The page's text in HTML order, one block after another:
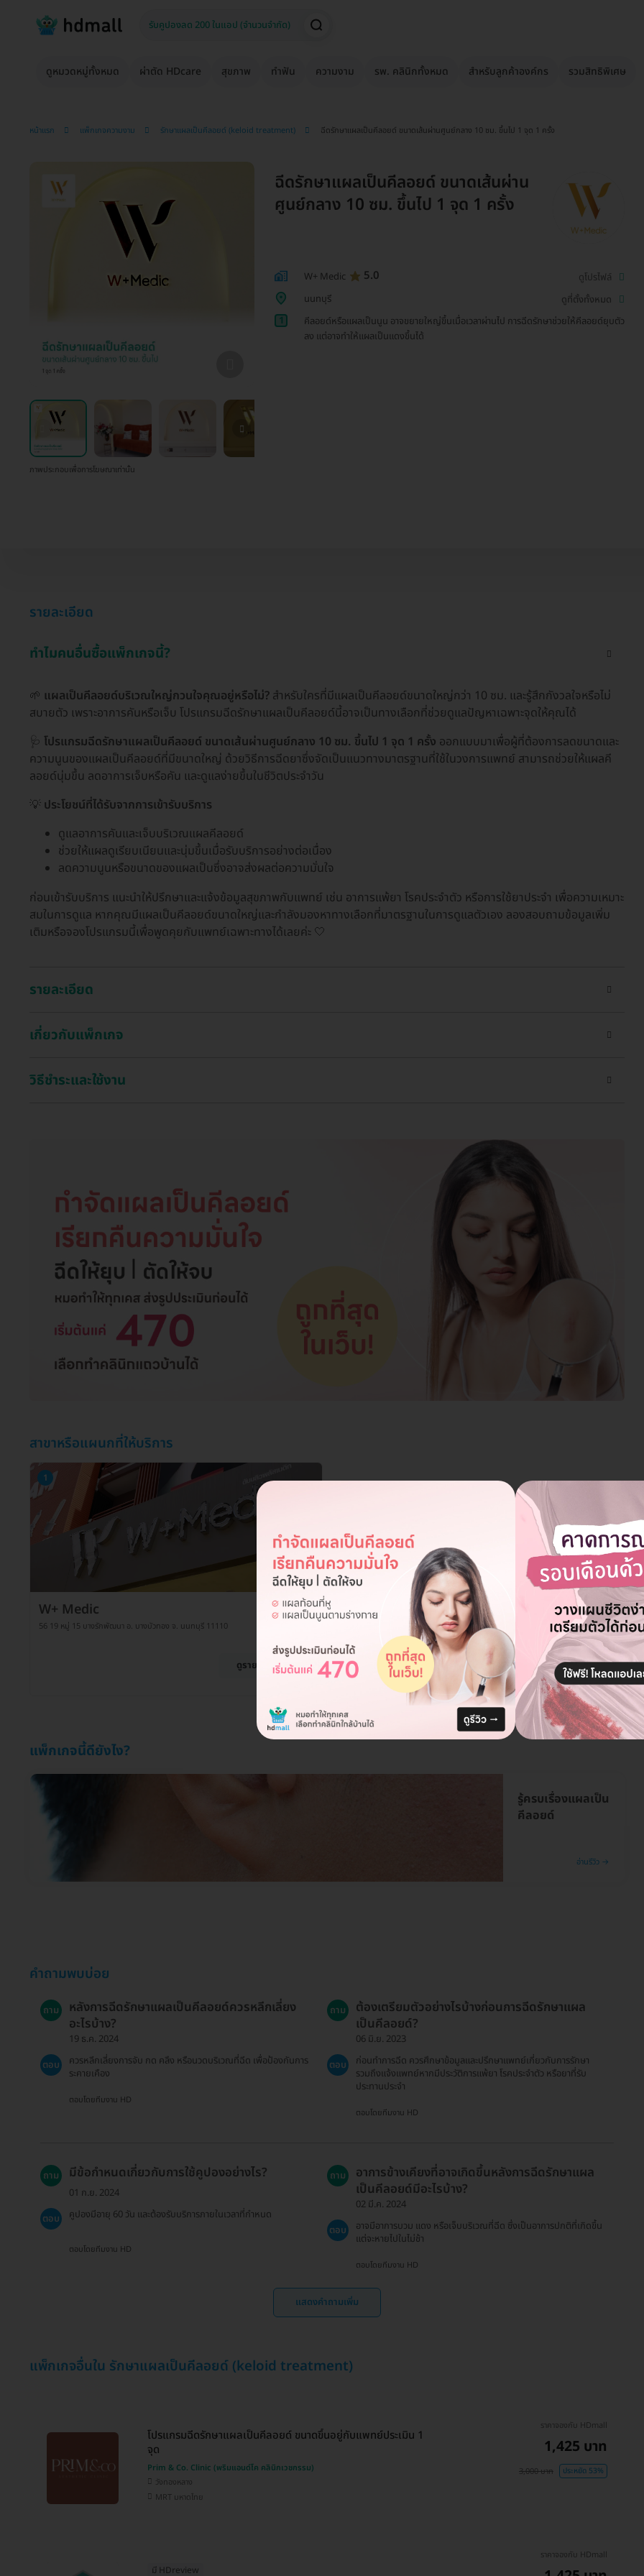
ดูหมวดหมู่ทั้งหมด ผ่าตัด HDcare สุขภาพ ทำฟัน ความงาม รพ. คลินิกทั้งหมด สำหรับลูกค้าองค์กร รวมสิทธิพิเศษ
หน้าแรก แพ็กเกจความงาม รักษาแผลเป็นคีลอยด์ (keloid treatment) ฉีดรักษาแผลเป็นคีลอยด์ ขนาดเส้นผ่านศูนย์กลาง 10 ซม. ขึ้นไป 1 จุด 1 ครั้ง
ภาพประกอบเพื่อการโฆษณาเท่านั้น
ฉีดรักษาแผลเป็นคีลอยด์ ขนาดเส้นผ่าน
ศูนย์กลาง 10 ซม. ขึ้นไป 1 จุด 1 ครั้ง
W+ Medic 5.0
ดูโปรไฟล์
นนทบุรี
ดูที่ตั้งทั้งหมด
1
คีลอยด์หรือแผลเป็นนูน อาจขยายใหญ่ขึ้นเมื่อเวลาผ่านไป การฉีดรักษาช่วยให้คีลอยด์ยุบตัว
ลง แต่อาจทำให้แผลเป็นแดงขึ้นได้
รายละเอียด
ทำไมคนอื่นซื้อแพ็กเกจนี้?
🌱 แผลเป็นคีลอยด์บริเวณใหญ่กวนใจคุณอยู่หรือไม่? สำหรับใครที่มีแผลเป็นคีลอยด์ขนาดใหญ่กว่า 10 ซม. และรู้สึกกังวลใจหรือไม่
สบายตัว เพราะอาการคันหรือเจ็บ โปรแกรมฉีดรักษาแผลเป็นคีลอยด์นี้อาจเป็นทางเลือกที่ช่วยดูแลปัญหาเฉพาะจุดให้คุณได้
🩺 โปรแกรมฉีดรักษาแผลเป็นคีลอยด์ ขนาดเส้นผ่านศูนย์กลาง 10 ซม. ขึ้นไป 1 จุด 1 ครั้ง ออกแบบมาเพื่อผู้ที่ต้องการลดขนาดและ
ความนูนของแผลเป็นคีลอยด์ที่มีขนาดใหญ่ ด้วยวิธีการฉีดยาซึ่งจัดเป็นแนวทางมาตรฐานที่ใช้ในวงการแพทย์ สามารถช่วยให้แผลคี
ลอยด์นุ่มขึ้น ลดอาการเจ็บหรือคัน และดูแลง่ายขึ้นในชีวิตประจำวัน
💡 ประโยชน์ที่ได้รับจากการเข้ารับบริการ
ดูแลอาการคันและเจ็บบริเวณแผลคีลอยด์
ช่วยให้แผลดูเรียบเนียนและนุ่มขึ้นเมื่อรับบริการอย่างต่อเนื่อง
ลดความนูนหรือขนาดของแผลเป็นซึ่งอาจส่งผลต่อความมั่นใจ
ก่อนเข้ารับบริการ แนะนำให้ปรึกษาและแจ้งข้อมูลสุขภาพกับแพทย์ เช่น อาการแพ้ยา โรคประจำตัว หรือการใช้ยาประจำ เพื่อความเหมาะ
สมในการดูแล หากคุณมีแผลเป็นคีลอยด์ขนาดใหญ่และกำลังมองหาทางเลือกที่มาตรฐานในการดูแลตัวเอง ลองสอบถามข้อมูลเพิ่ม
เติมหรือจองโปรแกรมนี้เพื่อพูดคุยกับแพทย์เฉพาะทางได้เลยค่ะ 🤍
รายละเอียด
เกี่ยวกับแพ็กเกจ
วิธีชำระและใช้งาน
สาขาหรือแผนกที่ให้บริการ
1
W+ Medic
56 19 หมู่ 15 บางรักพัฒนา อ. บางบัวทอง จ. นนทบุรี 11110
ดูรายละเอียด
แพ็กเกจนี้ดียังไง?
รู้ครบเรื่องแผลเป็น
คีลอยด์
อ่านรีวิว →
คำถามพบบ่อย
ถาม
หลังการฉีดรักษาแผลเป็นคีลอยด์ควรหลีกเลี่ยง
อะไรบ้าง?
19 ธ.ค. 2024
ตอบ
ควรหลีกเลี่ยงการจับ กด คลึง หรือนวดบริเวณที่ฉีด เพื่อป้องกันการ
ระคายเคือง
ตอบโดยทีมงาน HD
ถาม
ต้องเตรียมตัวอย่างไรบ้างก่อนการฉีดรักษาแผล
เป็นคีลอยด์?
06 มิ.ย. 2023
ตอบ
ก่อนทำการฉีด ควรศึกษาข้อมูลและปรึกษาแพทย์เกี่ยวกับการรักษา
รวมถึงแจ้งแพทย์หากมีประวัติการแพ้ยา โรคประจำตัว หรือยาที่รับ
ประทานประจำ
ตอบโดยทีมงาน HD
ถาม มีข้อกำหนดเกี่ยวกับการใช้คูปองอย่างไร?
01 ก.ย. 2024
ตอบ
คูปองมีอายุ 60 วัน และต้องรับบริการภายในเวลาที่กำหนด
ตอบโดยทีมงาน HD
ถาม
อาการข้างเคียงที่อาจเกิดขึ้นหลังการฉีดรักษาแผล
เป็นคีลอยด์มีอะไรบ้าง?
02 มี.ค. 2024
ตอบ
อาจมีอาการบวม แดง หรือเจ็บบริเวณที่ฉีด ซึ่งเป็นอาการปกติที่เกิดขึ้น
แต่จะหายไปในไม่ช้า
ตอบโดยทีมงาน HD
แสดงคำถามเพิ่ม
แพ็กเกจอื่นใน รักษาแผลเป็นคีลอยด์ (keloid treatment)
โปรแกรมฉีดรักษาแผลเป็นคีลอยด์ ขนาดขึ้นอยู่กับแพทย์ประเมิน 1
จุด
Prim & Co. Clinic (พริมแอนด์โค คลินิกเวชกรรม)
วังทองหลาง
MRT มหาดไทย
ราคาจองกับ HDmall
1,425 บาท
3,000 บาท ประหยัด 53%
มี HDreview
ราคาจองกับ HDmall